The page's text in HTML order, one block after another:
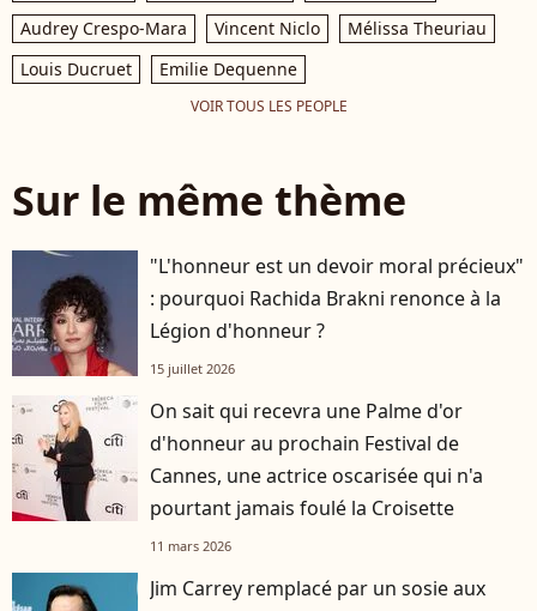
Audrey Crespo-Mara
Vincent Niclo
Mélissa Theuriau
Louis Ducruet
Emilie Dequenne
VOIR TOUS LES PEOPLE
Sur le même thème
"L'honneur est un devoir moral précieux"
: pourquoi Rachida Brakni renonce à la
Légion d'honneur ?
15 juillet 2026
On sait qui recevra une Palme d'or
d'honneur au prochain Festival de
Cannes, une actrice oscarisée qui n'a
pourtant jamais foulé la Croisette
11 mars 2026
Jim Carrey remplacé par un sosie aux